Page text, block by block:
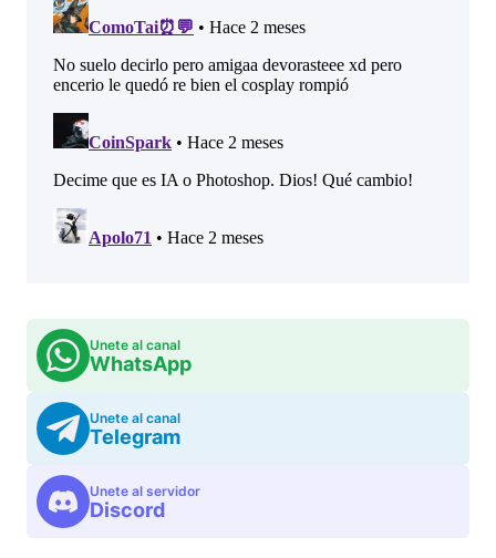
Unete al canal
WhatsApp
Unete al canal
Telegram
Unete al servidor
Discord